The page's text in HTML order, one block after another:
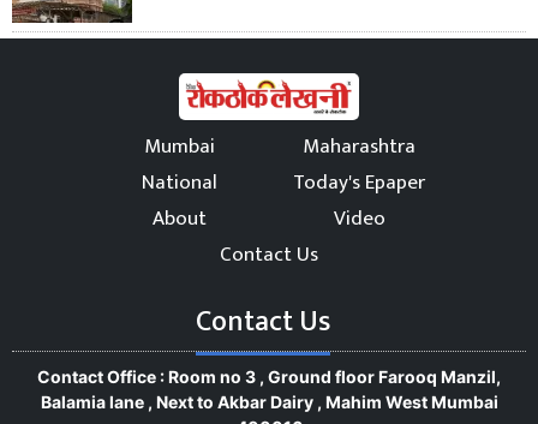
Mumbai
Maharashtra
National
Today's Epaper
About
Video
Contact Us
Contact Us
Contact Office : Room no 3 , Ground floor Farooq Manzil,
Balamia lane , Next to Akbar Dairy , Mahim West Mumbai